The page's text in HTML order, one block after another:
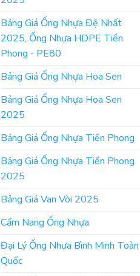
Bảng Giá Ống Nhựa Đệ Nhất
2025, Ống Nhựa HDPE Tiền
Phong - PE80
Bảng Giá Ống Nhựa Hoa Sen
Bảng Giá Ống Nhựa Hoa Sen
2025
Bảng Giá Ống Nhựa Tiền Phong
Bảng Giá Ống Nhựa Tiền Phong
2025
Bảng Giá Van Vòi 2025
Cẩm Nang Ống Nhựa
Đại Lý Ống Nhựa Bình Minh Toàn
Quốc